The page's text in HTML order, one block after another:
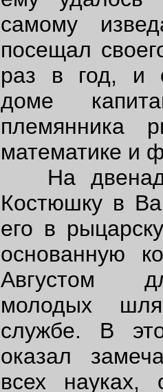
самому
посещал
раз в год, и
доме
племянника
математике и
На
Костюшку в
его в
основанную
Августом
молодых
службе. В
оказал
всех науках,